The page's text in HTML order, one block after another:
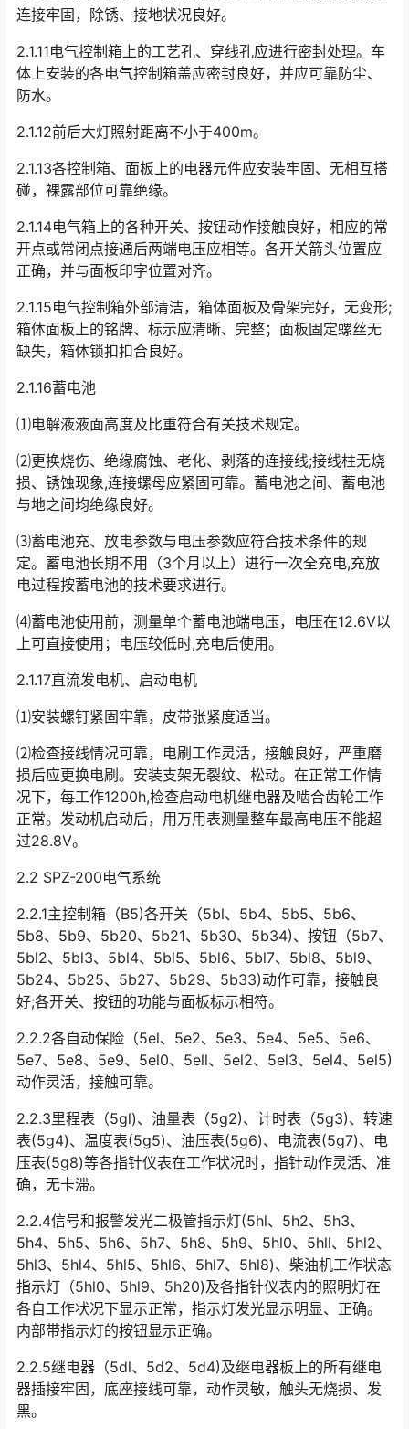
连接牢固，除锈、接地状况良好。󠅅󠅃󠄵󠅂󠄪󠇖󠆨󠆨󠇕󠆞󠆒󠅬󠇘󠆭󠆘󠇙󠆝󠅵󠇗󠆭󠆁󠄐󠇗󠅹󠅸󠇖󠆍󠅳󠇖󠅹󠅰󠇖󠆌󠅹
2.1.11电气控制箱上的工艺孔、穿线孔应进行密封处理。车
体上安装的各电气控制箱盖应密封良好，并应可靠防尘、
防水。
2.1.12前后大灯照射距离不小于400m。
2.1.13各控制箱、面板上的电器元件应安装牢固、无相互搭
碰，裸露部位可靠绝缘。
2.1.14电气箱上的各种开关、按钮动作接触良好，相应的常
开点或常闭点接通后两端电压应相等。各开关箭头位置应
正确，并与面板印字位置对齐。
2.1.15电气控制箱外部清洁，箱体面板及骨架完好，无变形;
箱体面板上的铭牌、标示应清晰、完整；面板固定螺丝无
缺失，箱体锁扣扣合良好。
2.1.16蓄电池
⑴电解液液面高度及比重符合有关技术规定。
⑵更换烧伤、绝缘腐蚀、老化、剥落的连接线;接线柱无烧
损、锈蚀现象,连接螺母应紧固可靠。蓄电池之间、蓄电池
与地之间均绝缘良好。
⑶蓄电池充、放电参数与电压参数应符合技术条件的规
定。蓄电池长期不用（3个月以上）进行一次全充电,充放
电过程按蓄电池的技术要求进行。
⑷蓄电池使用前，测量单个蓄电池端电压，电压在12.6V以
上可直接使用；电压较低时,充电后使用。
2.1.17直流发电机、启动电机
⑴安装螺钉紧固牢靠，皮带张紧度适当。
⑵检查接线情况可靠，电刷工作灵活，接触良好，严重磨
损后应更换电刷。安装支架无裂纹、松动。在正常工作情
况下，每工作1200h,检查启动电机继电器及啮合齿轮工作
正常。发动机启动后，用万用表测量整车最高电压不能超
过28.8V。󠅅󠅃󠄵󠅂󠄪󠇖󠆨󠆨󠇕󠆞󠆒󠅬󠇘󠆭󠆘󠇙󠆝󠅵󠇗󠆭󠆁󠄐󠇗󠅹󠅸󠇖󠆍󠅳󠇖󠅹󠅰󠇖󠆌󠅹
2.2 SPZ-200电气系统
2.2.1主控制箱（B5)各开关（5bl、5b4、5b5、5b6、
5b8、5b9、5b20、5b21、5b30、5b34)、按钮（5b7、
5bl2、5bl3、5bl4、5bl5、5bl6、5bl7、5bl8、5bl9、
5b24、5b25、5b27、5b29、5b33)动作可靠，接触良
好;各开关、按钮的功能与面板标示相符。󠅅󠅃󠄵󠅂󠄪󠇖󠆨󠆨󠇕󠆞󠆒󠅬󠇘󠆭󠆘󠇙󠆝󠅵󠇗󠆭󠆁󠄐󠇗󠅹󠅸󠇖󠆍󠅳󠇖󠅹󠅰󠇖󠆌󠅹
2.2.2各自动保险（5el、5e2、5e3、5e4、5e5、5e6、
5e7、5e8、5e9、5el0、5ell、5el2、5el3、5el4、5el5)
动作灵活，接触可靠。󠅅󠅃󠄵󠅂󠄪󠇖󠆨󠆨󠇕󠆞󠆒󠅬󠇘󠆭󠆘󠇙󠆝󠅵󠇗󠆭󠆁󠄐󠇗󠅹󠅸󠇖󠆍󠅳󠇖󠅹󠅰󠇖󠆌󠅹
2.2.3里程表（5gl)、油量表（5g2)、计时表（5g3)、转速
表(5g4)、温度表(5g5)、油压表(5g6)、电流表(5g7)、电
压表(5g8)等各指针仪表在工作状况时，指针动作灵活、准
确，无卡滞。󠅅󠅃󠄵󠅂󠄪󠇖󠆨󠆨󠇕󠆞󠆒󠅬󠇘󠆭󠆘󠇙󠆝󠅵󠇗󠆭󠆁󠄐󠇗󠅹󠅸󠇖󠆍󠅳󠇖󠅹󠅰󠇖󠆌󠅹
2.2.4信号和报警发光二极管指示灯(5hl、5h2、5h3、
5h4、5h5、5h6、5h7、5h8、5h9、5hl0、5hll、5hl2、
5hl3、5hl4、5hl5、5hl6、5hl7、5hl8)、柴油机工作状态
指示灯（5hl0、5hl9、5h20)及各指针仪表内的照明灯在
各自工作状况下显示正常，指示灯发光显示明显、正确。
内部带指示灯的按钮显示正确。󠅅󠅃󠄵󠅂󠄪󠇖󠆨󠆨󠇕󠆞󠆒󠅬󠇘󠆭󠆘󠇙󠆝󠅵󠇗󠆭󠆁󠄐󠇗󠅹󠅸󠇖󠆍󠅳󠇖󠅹󠅰󠇖󠆌󠅹
2.2.5继电器（5dl、5d2、5d4)及继电器板上的所有继电
器插接牢固，底座接线可靠，动作灵敏，触头无烧损、发
黑。